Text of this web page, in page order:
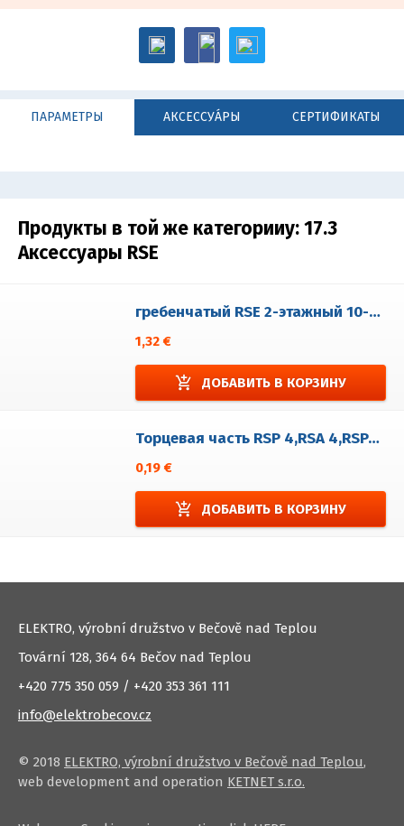
ПАРАМЕТРЫ АКСЕССУА́РЫ СЕРТИФИКАТЫ
Продукты в той же категорииy:17.3
Аксессуары RSE
гребенчатый RSE 2-этажный 10-кратный
1,32 €
add_shopping_cart ДОБАВИТЬ В КОРЗИНУ
Торцевая часть RSP 4,RSA 4,RSPA 4
0,19 €
add_shopping_cart ДОБАВИТЬ В КОРЗИНУ
ELEKTRO, výrobní družstvo v Bečově nad Teplou
Tovární 128, 364 64 Bečov nad Teplou
+420 775 350 059 / +420 353 361 111
info@elektrobecov.cz
© 2018 ELEKTRO, výrobní družstvo v Bečově nad Teplou,
web development and operation KETNET s.r.o.